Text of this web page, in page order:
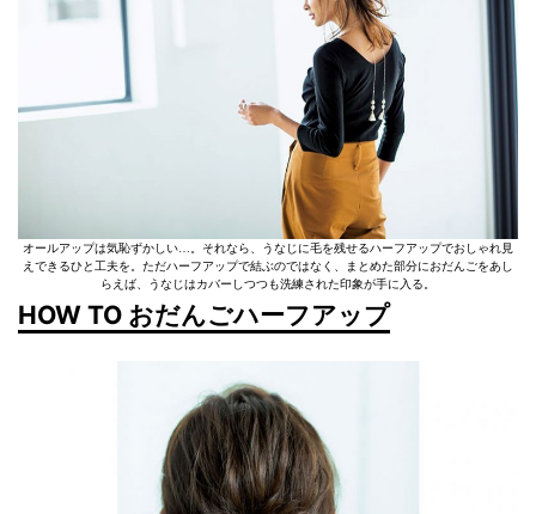
オールアップは気恥ずかしい…。それなら、うなじに毛を残せるハーフアップでおしゃれ見
えできるひと工夫を。ただハーフアップで結ぶのではなく、まとめた部分におだんごをあし
らえば、うなじはカバーしつつも洗練された印象が手に入る。
HOW TO おだんごハーフアップ